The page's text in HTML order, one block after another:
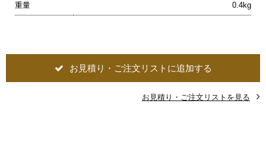
重量 0.4kg
お見積り・ご注文リストに追加する
お見積り・ご注文リストを見る